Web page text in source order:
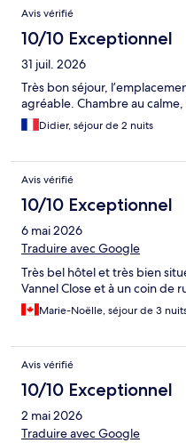
Avis
Avis vérifié
10/10 Exceptionnel
31 juil. 2026
Très bon séjour,
agréable. Chambre au
Didier, séjour de 2 nuits
Avis vérifié
10/10 Exceptionnel
6 mai 2026
Traduire avec Google
Très bel hôtel et très bien
Vannel Close et à un coin de
Marie-Noëlle, séjour de 3
Avis vérifié
10/10 Exceptionnel
2 mai 2026
Traduire avec Google